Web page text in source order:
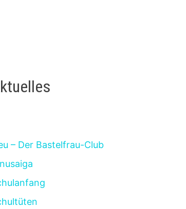
– Der Bastelfrau-Club